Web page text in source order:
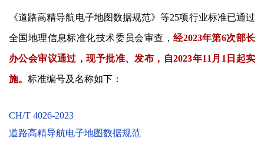
《道路高精导航电子地图数据规范》等25项行业标准已通过
全国地理信息标准化技术委员会审查，经2023年第6次部长
办公会审议通过，现予批准、发布， 自2023年11月1日起实
施。 标准编号及名称如下：
CH/T 4026-2023
道路高精导航电子地图数据规范